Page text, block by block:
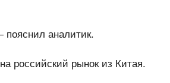
аналитик.
российский рынок из Китая.